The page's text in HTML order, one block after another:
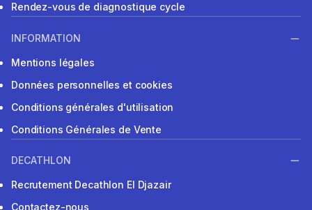
Rendez-vous de diagnostique cycle
INFORMATION
Mentions légales
Données personnelles et cookies
Conditions générales d'utilisation
Conditions Générales de Vente
DECATHLON
Recrutement Decathlon El Djazair
Contactez-nous